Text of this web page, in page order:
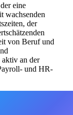
eine
wachsenden
der
von Beruf und
an der
und HR-